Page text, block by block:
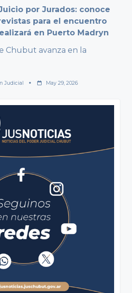
por Jurados: conoce
para el encuentro
en Puerto Madryn
Chubut avanza en la
Judicial May 29, 2026